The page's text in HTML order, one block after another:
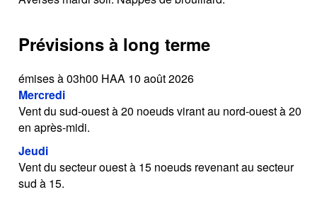
Prévisions à long terme
émises à 03h00 HAA 10 août 2026
Mercredi
Vent du sud-ouest à 20 noeuds virant au nord-ouest à 20
en après-midi.
Jeudi
Vent du secteur ouest à 15 noeuds revenant au secteur
sud à 15.